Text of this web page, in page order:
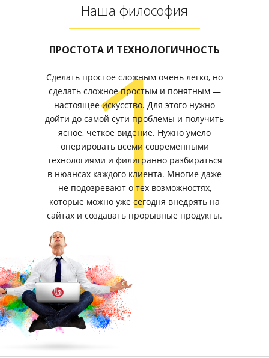
Наша философия
ПРОСТОТА И ТЕХНОЛОГИЧНОСТЬ
Сделать простое сложным очень легко, но
сделать сложное простым и понятным —
настоящее искусство. Для этого нужно
дойти до самой сути проблемы и получить
ясное, четкое видение. Нужно умело
оперировать всеми современными
технологиями и филигранно разбираться
в нюансах каждого клиента. Многие даже
не подозревают о тех возможностях,
которые можно уже сегодня внедрять на
сайтах и создавать прорывные продукты.
1